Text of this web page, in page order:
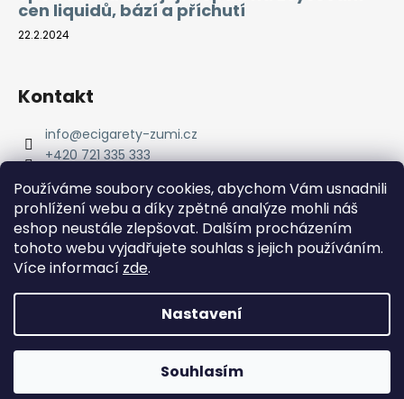
Používáme soubory cookies, abychom Vám usnadnili
prohlížení webu a díky zpětné analýze mohli náš
eshop neustále zlepšovat. Dalším procházením
tohoto webu vyjadřujete souhlas s jejich používáním.
Více informací zde.
Nastavení
Souhlasím
Doprava ZDARMA od 2000 Kč! Dárek k objednávce od 2500
cen liquidů, bází a příchutí
22.2.2024
Kontakt
info@ecigarety-zumi.cz
+420 721 335 333
Copyright 2026eCigarety ZUMI. Všechna práva
vyhrazena.